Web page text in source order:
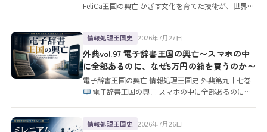
FeliCa王国の興亡 かざす文化を育てた技術が、世界標
情報処理王国史 2026年7月27日
外典vol.97 電子辞書王国の興亡〜スマホの中
に全部あるのに、なぜ5万円の箱を買うのか〜
電子辞書王国の興亡 情報処理王国史 外典第九十七巻
電子辞書王国の興亡 スマホの中に全部あるのに、
情報処理王国史 2026年7月26日